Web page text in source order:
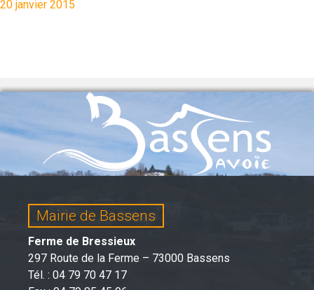
20 janvier 2015
Mairie de Bassens
Ferme de Bressieux
297 Route de la Ferme – 73000 Bassens
Tél. : 04 79 70 47 17